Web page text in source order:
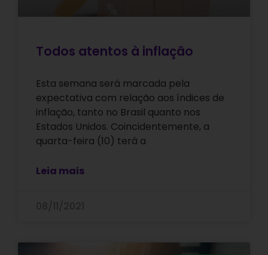
Todos atentos à inflação
Esta semana será marcada pela
expectativa com relação aos índices de
inflação, tanto no Brasil quanto nos
Estados Unidos. Coincidentemente, a
quarta-feira (10) terá a
Leia mais